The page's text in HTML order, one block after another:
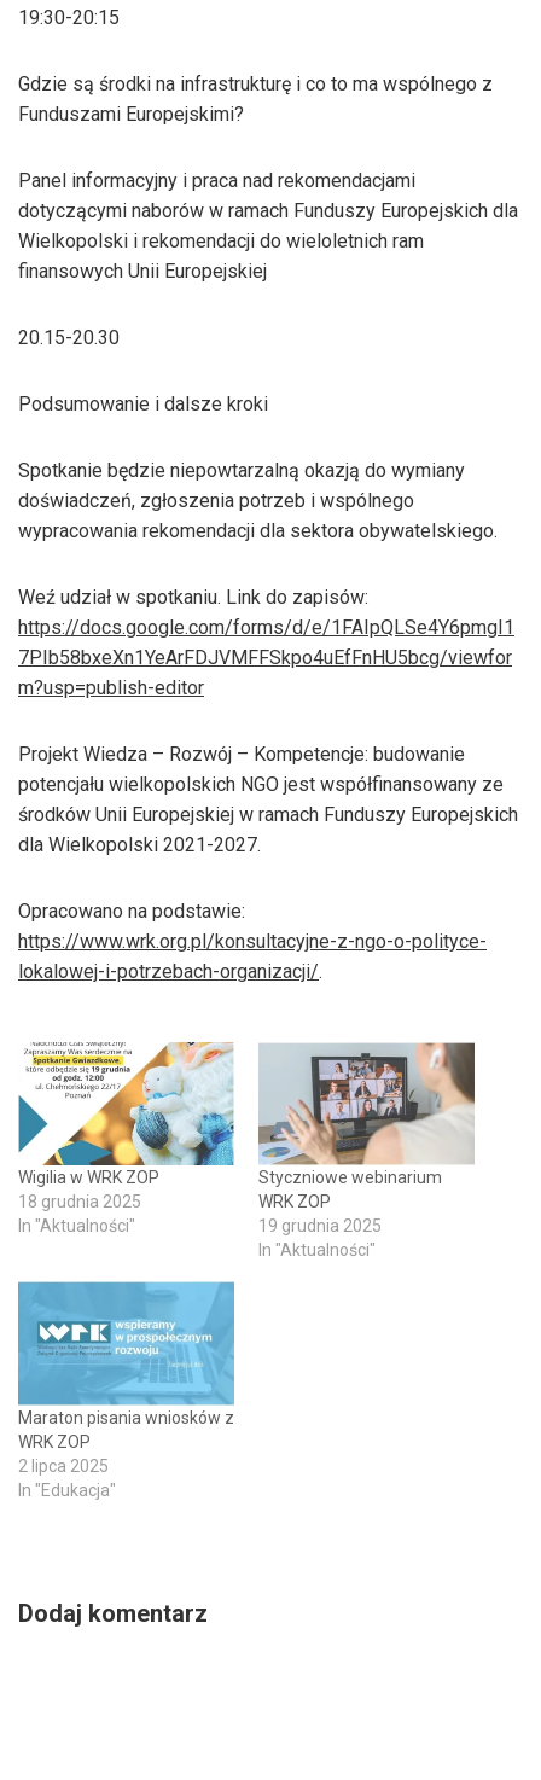
19:30-20:15
Gdzie są środki na infrastrukturę i co to ma wspólnego z
Funduszami Europejskimi?
Panel informacyjny i praca nad rekomendacjami
dotyczącymi naborów w ramach Funduszy Europejskich dla
Wielkopolski i rekomendacji do wieloletnich ram
finansowych Unii Europejskiej
20.15-20.30
Podsumowanie i dalsze kroki
Spotkanie będzie niepowtarzalną okazją do wymiany
doświadczeń, zgłoszenia potrzeb i wspólnego
wypracowania rekomendacji dla sektora obywatelskiego.
Weź udział w spotkaniu. Link do zapisów:
https://docs.google.com/forms/d/e/1FAIpQLSe4Y6pmgI1
7PIb58bxeXn1YeArFDJVMFFSkpo4uEfFnHU5bcg/viewfor
m?usp=publish-editor
Projekt Wiedza – Rozwój – Kompetencje: budowanie
potencjału wielkopolskich NGO jest współfinansowany ze
środków Unii Europejskiej w ramach Funduszy Europejskich
dla Wielkopolski 2021-2027.
Opracowano na podstawie:
https://www.wrk.org.pl/konsultacyjne-z-ngo-o-polityce-
lokalowej-i-potrzebach-organizacji/.
Wigilia w WRK ZOP
18 grudnia 2025
In "Aktualności"
Styczniowe webinarium
WRK ZOP
19 grudnia 2025
In "Aktualności"
Maraton pisania wniosków z
WRK ZOP
2 lipca 2025
In "Edukacja"
Dodaj komentarz